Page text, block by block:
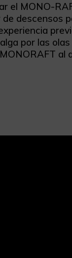
el MONO-
descensos
por las
al